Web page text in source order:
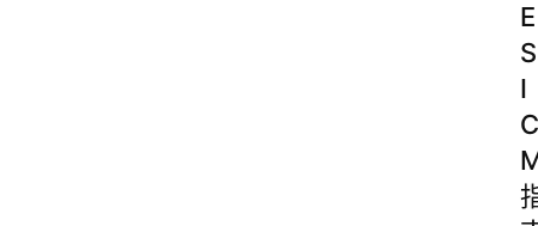
E
S
I
C